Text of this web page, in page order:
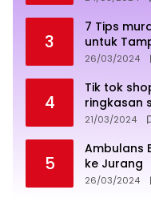
3
7 Tips
untuk
26/03/2024
4
Tik tok
ringkasan
sukses
21/03/2024
5
Ambulans
ke Jurang
26/03/2024